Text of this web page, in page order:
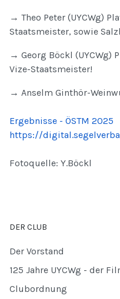
→ Theo Peter (UYCWg)
Staatsmeister, sowie
→ Georg Böckl (UYCWg)
Vize-Staatsmeister!
→ Anselm Ginthör-
Ergebnisse - ÖSTM 2025
https://
Fotoquelle: Y.Böckl
DER CLUB
Der Vorstand
125 Jahre UYCWg - der
Clubordnung